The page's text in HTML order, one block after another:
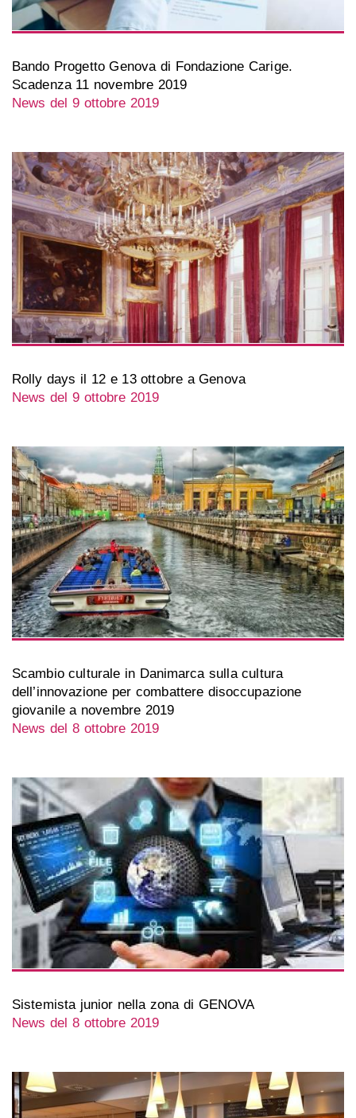
Bando Progetto Genova di Fondazione Carige.
Scadenza 11 novembre 2019
News del 9 ottobre 2019
Rolly days il 12 e 13 ottobre a Genova
News del 9 ottobre 2019
Scambio culturale in Danimarca sulla cultura
dell’innovazione per combattere disoccupazione
giovanile a novembre 2019
News del 8 ottobre 2019
Sistemista junior nella zona di GENOVA
News del 8 ottobre 2019